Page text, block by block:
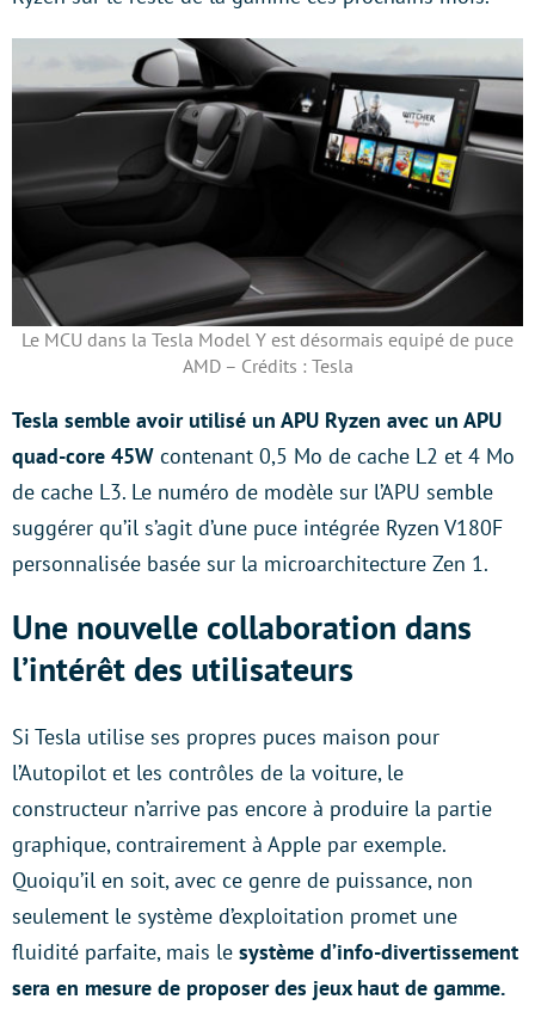
Le MCU dans la Tesla Model Y est désormais equipé de puce
AMD – Crédits : Tesla
Tesla semble avoir utilisé un APU Ryzen avec un APU
quad-core 45W contenant 0,5 Mo de cache L2 et 4 Mo
de cache L3. Le numéro de modèle sur l’APU semble
suggérer qu’il s’agit d’une puce intégrée Ryzen V180F
personnalisée basée sur la microarchitecture Zen 1.
Une nouvelle collaboration dans
l’intérêt des utilisateurs
Si Tesla utilise ses propres puces maison pour
l’Autopilot et les contrôles de la voiture, le
constructeur n’arrive pas encore à produire la partie
graphique, contrairement à Apple par exemple.
Quoiqu’il en soit, avec ce genre de puissance, non
seulement le système d’exploitation promet une
fluidité parfaite, mais le système d’info-divertissement
sera en mesure de proposer des jeux haut de gamme.